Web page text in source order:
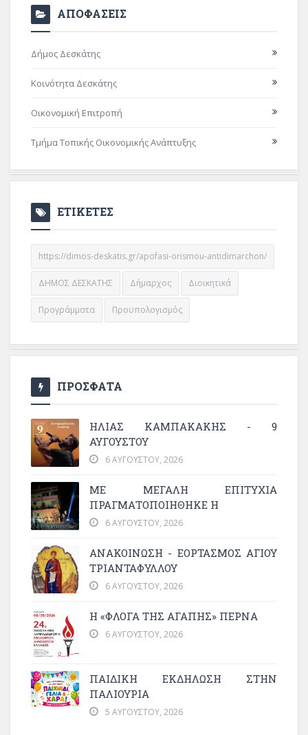
ΑΠΟΦΑΣΕΙΣ
Δήμος Δεσκάτης
Κοινότητα Δεσκάτης
Οικονομική Επιτροπή
Τμήμα Τοπικής Οικονομικής Ανάπτυξης
ΕΤΙΚΕΤΕΣ
https://dimos-deskatis.gr/apofasi-orismou-antidimarchon/
ΔΗΜΟΣ ΔΕΣΚΑΤΗΣ Δήμαρχος Διοικητικά
Προγράμματα Προϋπολογισμός
ΠΡΟΣΦΑΤΑ
ΗΛΙΑΣ ΚΑΜΠΑΚΑΚΗΣ - 9
ΑΥΓΟΥΣΤΟΥ
6 ΑΥΓΟΎΣΤΟΥ, 2026
ΜΕ ΜΕΓΆΛΗ ΕΠΙΤΥΧΊΑ
ΠΡΑΓΜΑΤΟΠΟΙΉΘΗΚΕ Η
6 ΑΥΓΟΎΣΤΟΥ, 2026
ΑΝΑΚΟΙΝΩΣΗ - ΕΟΡΤΑΣΜΟΣ ΑΓΙΟΥ
ΤΡΙΑΝΤΑΦΥΛΛΟΥ
6 ΑΥΓΟΎΣΤΟΥ, 2026
Η «ΦΛΌΓΑ ΤΗΣ ΑΓΆΠΗΣ» ΠΕΡΝΆ
6 ΑΥΓΟΎΣΤΟΥ, 2026
ΠΑΙΔΙΚΗ ΕΚΔΗΛΩΣΗ ΣΤΗΝ
ΠΑΛΙΟΥΡΙΑ
5 ΑΥΓΟΎΣΤΟΥ, 2026